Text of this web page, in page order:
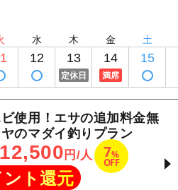
水
12
木
13
定休日
金
14
満席
土
15
使用！エサの追加料金無
のマダイ釣りプラン
12,500 円/人 7%
OFF
ト還元